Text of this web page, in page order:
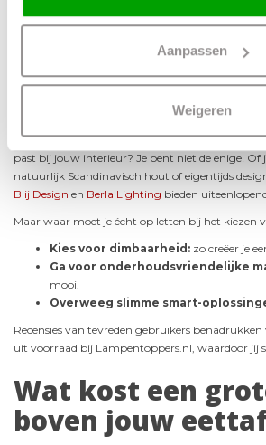
Aanpassen
Weigeren
Twijfel je over de juiste maat of hoogte? Neem
Ontdek de
stijlen en slimme
Sta jij voor de uitdaging om een grote
past bij jouw interieur? Je bent niet de enige!
natuurlijk Scandinavisch hout of eigentijds
Blij Design en Berla Lighting bieden
Maar waar moet je écht op letten bij het kiezen
Kies voor dimbaarheid: zo creëer je
Ga voor onderhoudsvriendelijke
mooi.
Overweeg slimme smart-
Recensies van tevreden gebruikers
uit voorraad bij Lampentoppers.nl, waardoor jij
Wat kost een
boven jouw